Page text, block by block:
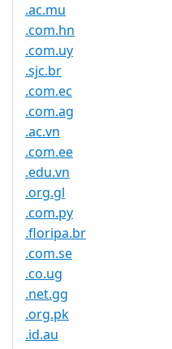
.ac.mu
.com.hn
.com.uy
.sjc.br
.com.ec
.com.ag
.ac.vn
.com.ee
.edu.vn
.org.gl
.com.py
.floripa.br
.com.se
.co.ug
.net.gg
.org.pk
.id.au